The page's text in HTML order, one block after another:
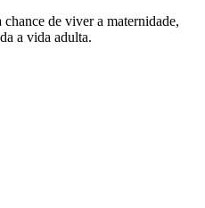
de viver a maternidade,
a vida adulta.